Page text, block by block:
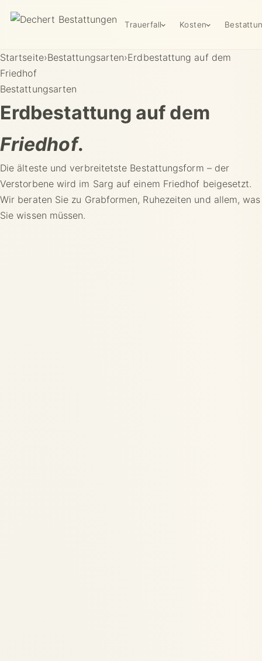
Trauerfall Kosten
Startseite›Bestattungsarten›Erdbestattung auf dem
Friedhof
Bestattungsarten
Erdbestattung auf dem
Friedhof.
Die älteste und verbreitetste Bestattungsform – der
Verstorbene wird im Sarg auf einem Friedhof beigesetzt.
Wir beraten Sie zu Grabformen, Ruhezeiten und allem, was
Sie wissen müssen.